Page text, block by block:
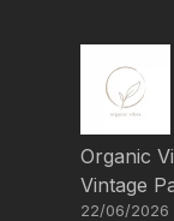
Organic
Vintage
22/06/2026